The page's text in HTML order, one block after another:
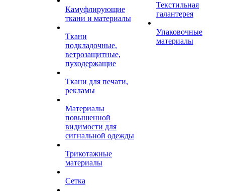
Камуфлирующие
ткани и материалы
Ткани
подкладочные,
ветрозащитные,
пуходержащие
Ткани для печати,
рекламы
Материалы
повышенной
видимости для
сигнальной одежды
Трикотажные
материалы
Сетка
Текстильная
галантерея
Упаковочные
материалы